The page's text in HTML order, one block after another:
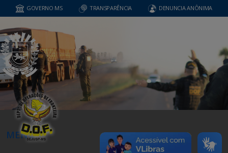
GOVERNO MS TRANSPARÊNCIA DENUNCIA ANÔNIMA
MENU